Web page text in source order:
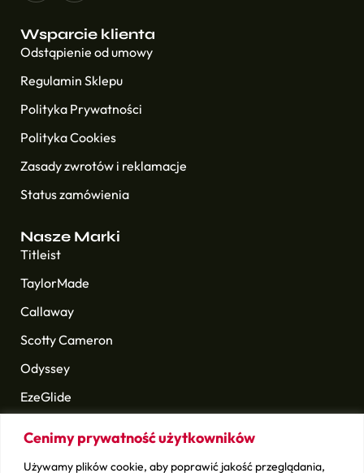
Cenimy prywatność użytkowników
Używamy plików cookie, aby poprawić jakość przeglądania,
Wsparcie klienta
Odstąpienie od umowy
Regulamin Sklepu
Polityka Prywatności
Polityka Cookies
Zasady zwrotów i reklamacje
Status zamówienia
Nasze Marki
Titleist
TaylorMade
Callaway
Scotty Cameron
Odyssey
EzeGlide